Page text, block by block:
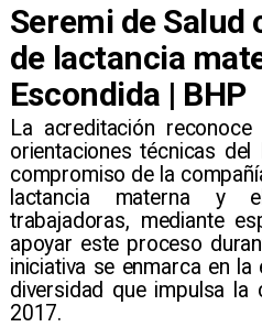
Seremi de
de lactancia
Escondida | BHP
La acreditación
orientaciones técnicas
compromiso de la
lactancia materna y
trabajadoras, mediante
apoyar este proceso
iniciativa se enmarca en
diversidad que impulsa la
2017.